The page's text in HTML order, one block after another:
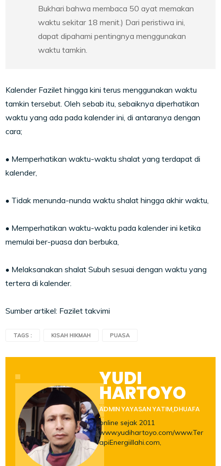
Bukhari bahwa membaca 50 ayat memakan
waktu sekitar 18 menit.) Dari peristiwa ini,
dapat dipahami pentingnya menggunakan
waktu tamkin.
Kalender Fazilet hingga kini terus menggunakan waktu
tamkin tersebut. Oleh sebab itu, sebaiknya diperhatikan
waktu yang ada pada kalender ini, di antaranya dengan
cara;
• Memperhatikan waktu-waktu shalat yang terdapat di
kalender,
• Tidak menunda-nunda waktu shalat hingga akhir waktu,
• Memperhatikan waktu-waktu pada kalender ini ketika
memulai ber-puasa dan berbuka,
• Melaksanakan shalat Subuh sesuai dengan waktu yang
tertera di kalender.
Sumber artikel: Fazilet takvimi
TAGS : KISAH HIKMAH PUASA
YUDI
HARTOYO
ADMIN YAYASAN YATIM,DHUAFA
online sejak 2011
www.yudihartoyo.com/www.Ter
apiEnergiillahi.com,